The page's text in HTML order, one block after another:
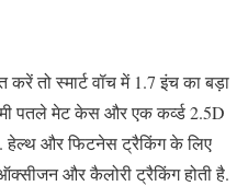
करें तो स्मार्ट वॉच में 1.7 इंच का बड़ा
पतले मेट केस और एक कर्व्ड 2.5D
हेल्थ और फिटनेस ट्रैकिंग के लिए
और कैलोरी ट्रैकिंग होती है.